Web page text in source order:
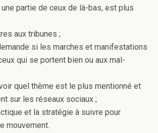
une partie de ceux de là-bas, est plus
aux tribunes ;
si les marches et manifestations
qui se portent bien ou aux mal-
quel thème est le plus mentionné et
sur les réseaux sociaux ;
et la stratégie à suivre pour
mouvement.